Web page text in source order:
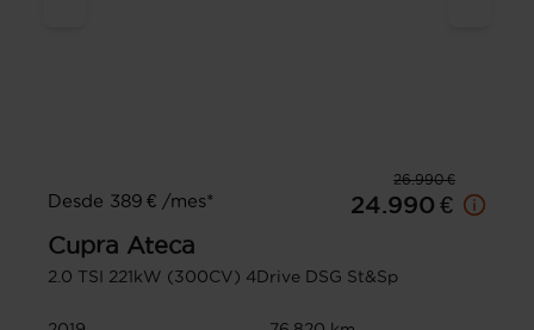
26.990 €
Desde 389 € /mes*
24.990 €
Cupra Ateca
2.0 TSI 221kW (300CV) 4Drive DSG St&Sp